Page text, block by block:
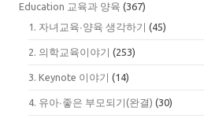
Education 교육과 양육 (367)
1. 자녀교육∙양육 생각하기 (45)
2. 의학교육이야기 (253)
3. Keynote 이야기 (14)
4. 유아∙좋은 부모되기(완결) (30)